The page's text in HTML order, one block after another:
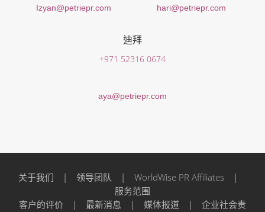
Izyan@petriepr.com hari@petriepr.com
迪拜
+971 52316 0674
aya@petriepr.com
关于我们 | 领导团队 | WorldWise PR Affiliates |
服务范围
客户的评价 | 最新消息 | 媒体报道 | 企业社会责